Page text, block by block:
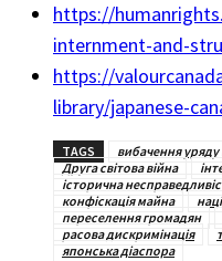
https://
internment-and-
https://
library/japanese-
TAGS вибачення
Друга світова війна
історична
конфіскація майна
переселення громадян
расова дискримінація
японська діаспора